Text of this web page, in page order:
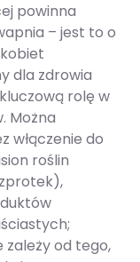
powinna
– jest to o
dla zdrowia
rolę w
Można
włączenie do
roślin
zależy od tego,